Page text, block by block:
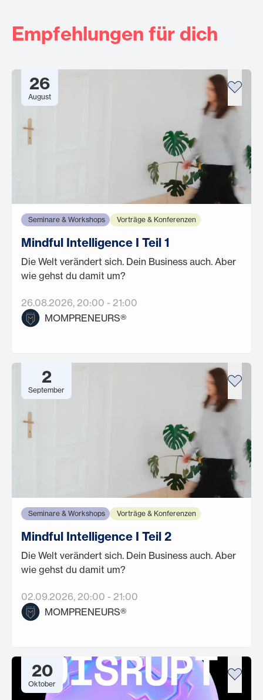
Empfehlungen für dich
26
August
Seminare & Workshops Vorträge & Konferenzen
Mindful Intelligence I Teil 1
Die Welt verändert sich. Dein Business auch. Aber
wie gehst du damit um?
26.08.2026, 20:00 - 21:00
MOMPRENEURS®
2
September
Seminare & Workshops Vorträge & Konferenzen
Mindful Intelligence I Teil 2
Die Welt verändert sich. Dein Business auch. Aber
wie gehst du damit um?
02.09.2026, 20:00 - 21:00
MOMPRENEURS®
20
Oktober